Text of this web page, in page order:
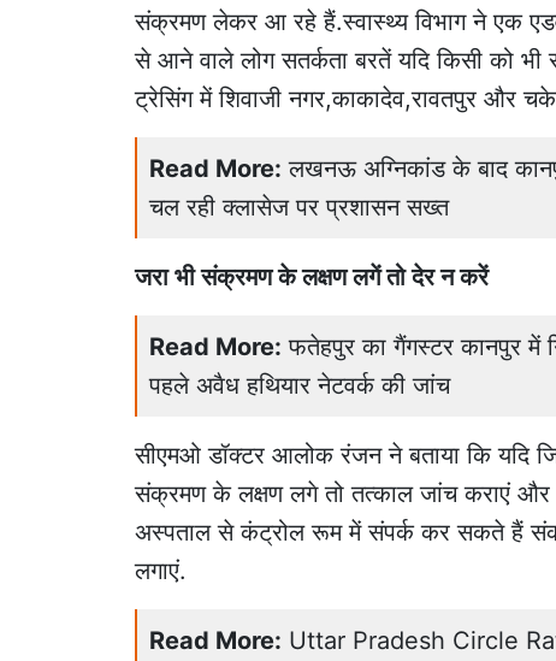
संक्रमण लेकर आ रहे हैं.स्वास्थ्य विभाग ने एक
से आने वाले लोग सतर्कता बरतें यदि किसी को
ट्रेसिंग में शिवाजी नगर,काकादेव,रावतपुर और
Read More: लखनऊ अग्निकांड के बाद
चल रही क्लासेज पर प्रशासन सख्त
जरा भी संक्रमण के लक्षण लगें तो देर न करें
Read More: फतेहपुर का गैंगस्टर कानपुर में
पहले अवैध हथियार नेटवर्क की जांच
सीएमओ डॉक्टर आलोक रंजन ने बताया कि
संक्रमण के लक्षण लगे तो तत्काल जांच कराएं और
अस्पताल से कंट्रोल रूम में संपर्क कर सकते हैं
लगाएं.
Read More: Uttar Pradesh Circle